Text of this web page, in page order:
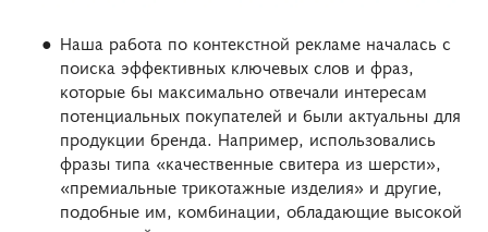
Наша работа по контекстной рекламе началась с
поиска эффективных ключевых слов и фраз,
которые бы максимально отвечали интересам
потенциальных покупателей и были актуальны для
продукции бренда. Например, использовались
фразы типа «качественные свитера из шерсти»,
«премиальные трикотажные изделия» и другие,
подобные им, комбинации, обладающие высокой